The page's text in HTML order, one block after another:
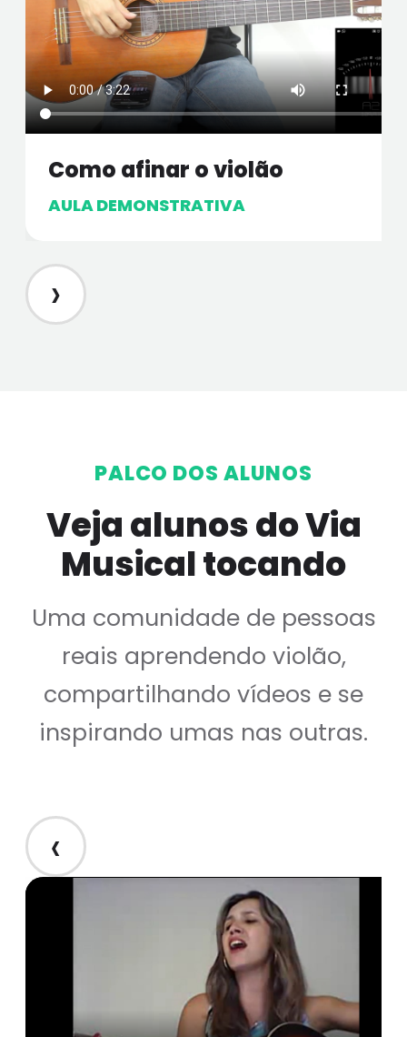
Como afinar o violão
AULA DEMONSTRATIVA
›
PALCO DOS ALUNOS
Veja alunos do Via
Musical tocando
Uma comunidade de pessoas
reais aprendendo violão,
compartilhando vídeos e se
inspirando umas nas outras.
‹